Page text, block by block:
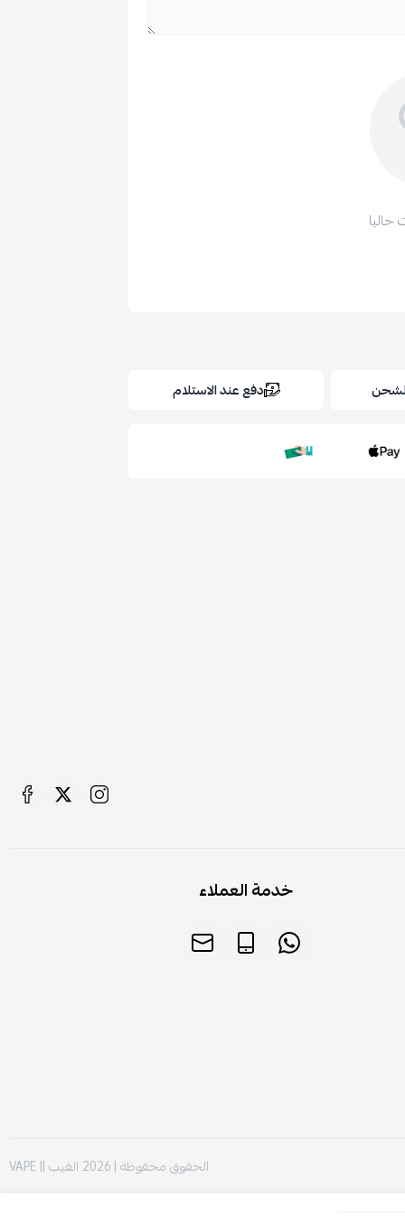
حاليا
دفع عند الاستلام
خدمة العملاء
الحقوق محفوظة | 2026 الفيب || VAPE